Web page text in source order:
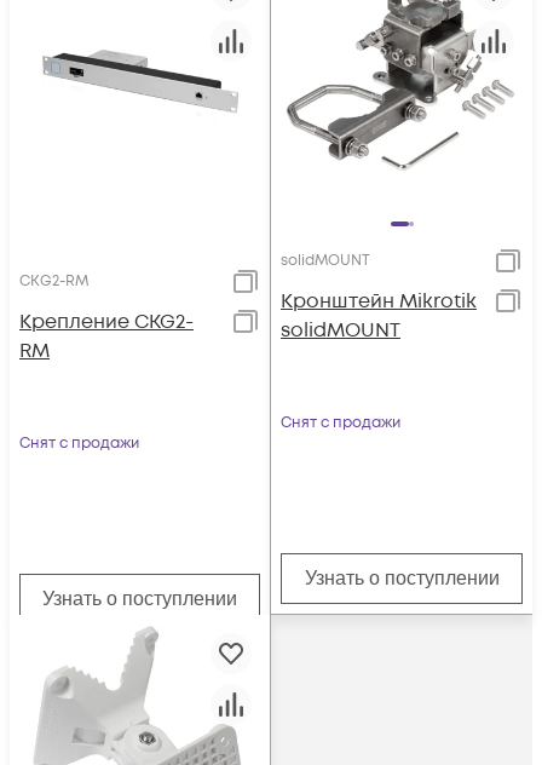
CKG2-RM
Крепление CKG2-
RM
Снят с продажи
Узнать о поступлении
solidMOUNT
Кронштейн Mikrotik
solidMOUNT
Снят с продажи
Узнать о поступлении